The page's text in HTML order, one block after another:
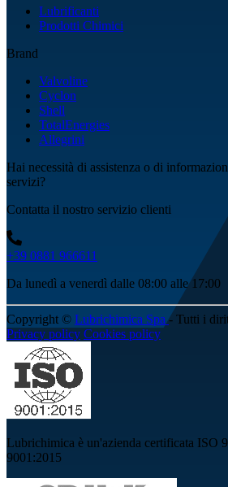
Lubrificanti
Prodotti Chimici
Brand
Valvoline
Cyclon
Shell
TotalEnergies
Allegrini
Hai necessità di assistenza o di
servizi?
Contatta il nostro servizio clienti
+39 0881 966611
Da lunedì a venerdì dalle 08:00 alle 17:00
Copyright © Lubrichimica Spa- Tutti i
Privacy policy Cookies policy
Lubrichimica è un'azienda certificata ISO
9001:2015